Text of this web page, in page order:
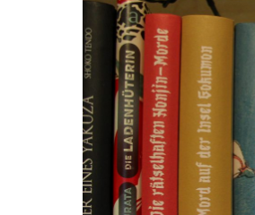
gelbe
Haus
|
Mieko
Kawakami